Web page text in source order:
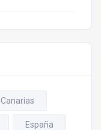
Canarias
España